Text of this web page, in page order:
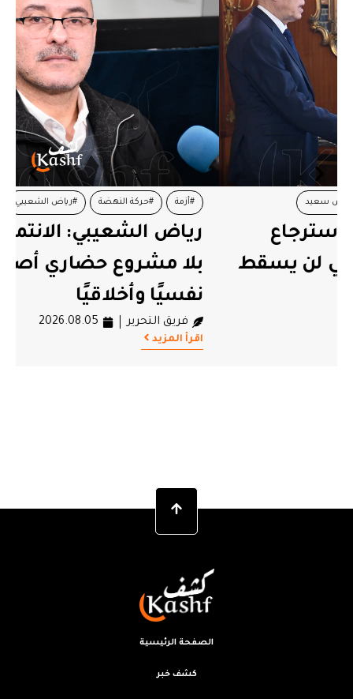
#أزمة #رياض الشعيبي
رياض الشعيبي: الانتماء إلى دولة
بلا مشروع حضاري أصبح عبئًا
نفسيًا وأخلاقيًا
2026.08.05
الصفحة الرئيسية
كشف خبر